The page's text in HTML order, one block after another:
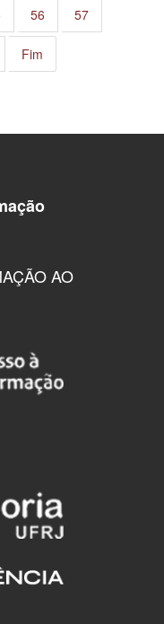
56 57
Fim
AO